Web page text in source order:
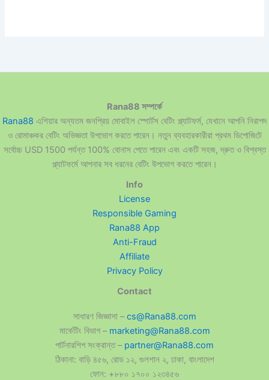
Rana88 সম্পর্কে
Rana88 এশিয়ার অন্যতম জনপ্রিয় মোবাইল স্পোর্টস বেটিং প্ল্যাটফর্ম, যেখানে আপনি নিরাপদ
ও রোমাঞ্চকর বেটিং অভিজ্ঞতা উপভোগ করতে পারেন। নতুন ব্যবহারকারীরা প্রথম ডিপোজিটে
সর্বোচ্চ USD 1500 পর্যন্ত 100% বোনাস পেতে পারেন এবং একটি সহজ, দ্রুত ও বিশ্বস্ত
প্ল্যাটফর্মে আপনার সব ধরনের বেটিং উপভোগ করতে পারেন।
Info
License
Responsible Gaming
Rana88 App
Anti-Fraud
Affiliate
Privacy Policy
Contact
সাধারণ জিজ্ঞাসা –cs@Rana88.com
মার্কেটিং বিভাগ – marketing@Rana88.com
পার্টনারশিপ সংক্রান্ত – partner@Rana88.com
ঠিকানা: বাড়ি ৪৫৬, রোড ১২, গুলশান ২, ঢাকা, বাংলাদেশ
ফোন: +৮৮০ ১৭০০ ১২৩৪৫৬